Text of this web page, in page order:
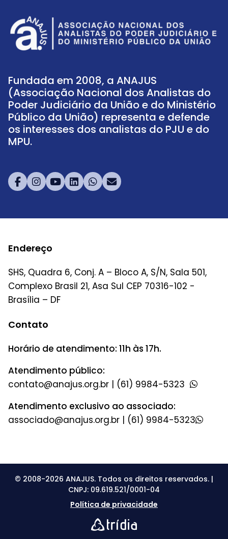
Fundada em 2008, a ANAJUS
(Associação Nacional dos Analistas do
Poder Judiciário da União e do Ministério
Público da União) representa e defende
os interesses dos analistas do PJU e do
MPU.
Endereço
SHS, Quadra 6, Conj. A – Bloco A, S/N, Sala 501,
Complexo Brasil 21, Asa Sul CEP 70316-102 -
Brasília – DF
Contato
Horário de atendimento: 11h às 17h.
Atendimento público:
| (61) 9984-5323
Atendimento exclusivo ao associado:
| (61) 9984-5323
© 2008-2026 ANAJUS. Todos os direitos reservados. |
CNPJ: 09.619.521/0001-04
Política de privacidade